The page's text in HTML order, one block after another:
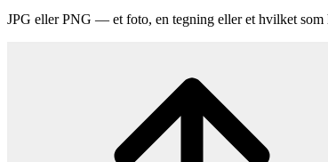
JPG eller PNG — et foto, en tegning eller et hvilket som